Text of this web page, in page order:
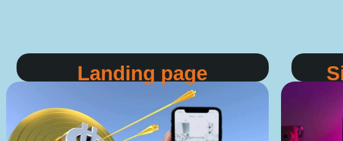
Landing page